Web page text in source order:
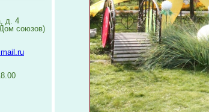
д. 4
союзов)